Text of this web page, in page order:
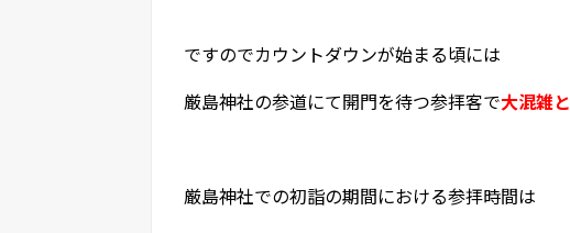
ですのでカウントダウンが始まる頃には
厳島神社の参道にて開門を待つ参拝客で大混雑と
厳島神社での初詣の期間における参拝時間は